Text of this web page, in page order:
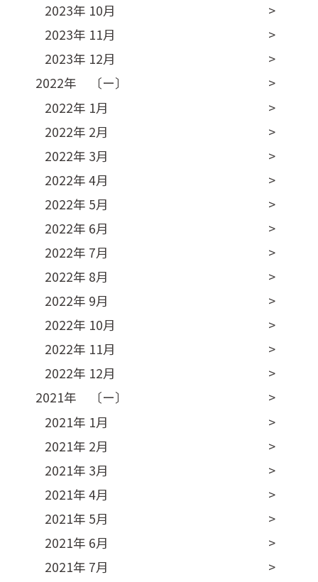
2023年 10月
2023年 11月
2023年 12月
2022年 〔ー〕
2022年 1月
2022年 2月
2022年 3月
2022年 4月
2022年 5月
2022年 6月
2022年 7月
2022年 8月
2022年 9月
2022年 10月
2022年 11月
2022年 12月
2021年 〔ー〕
2021年 1月
2021年 2月
2021年 3月
2021年 4月
2021年 5月
2021年 6月
2021年 7月